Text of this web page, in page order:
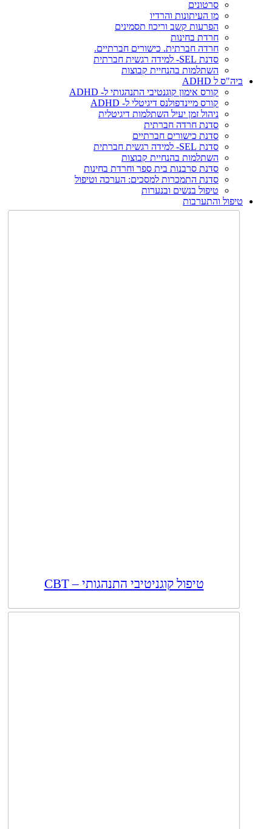
סרטונים
מן העיתונות והרדיו
הפרעות קשב וריכוז תסמינים
חרדת בחינות
חרדה חברתית. כישורים חברתיים.
סדנת SEL- למידה רגשית חברתית
השתלמות בהנחיית קבוצות
ביה"ס ל ADHD
קורס אימון קוגנטיבי התנהגותי ל- ADHD
קורס מיינדפולנס דיגיטלי ל- ADHD
ניהול זמן יעיל השתלמות דיגיטלית
סדנת חרדה חברתית
סדנת כישורים חברתיים
סדנת SEL- למידה רגשית חברתית
השתלמות בהנחיית קבוצות
סדנת סרבנות בית ספר וחרדת בחינות
סדנת התמכרות למסכים: הערכה וטיפול
טיפול בנשים ובנערות
טיפול והתערבות
טיפול קוגניטיבי התנהגותי – CBT